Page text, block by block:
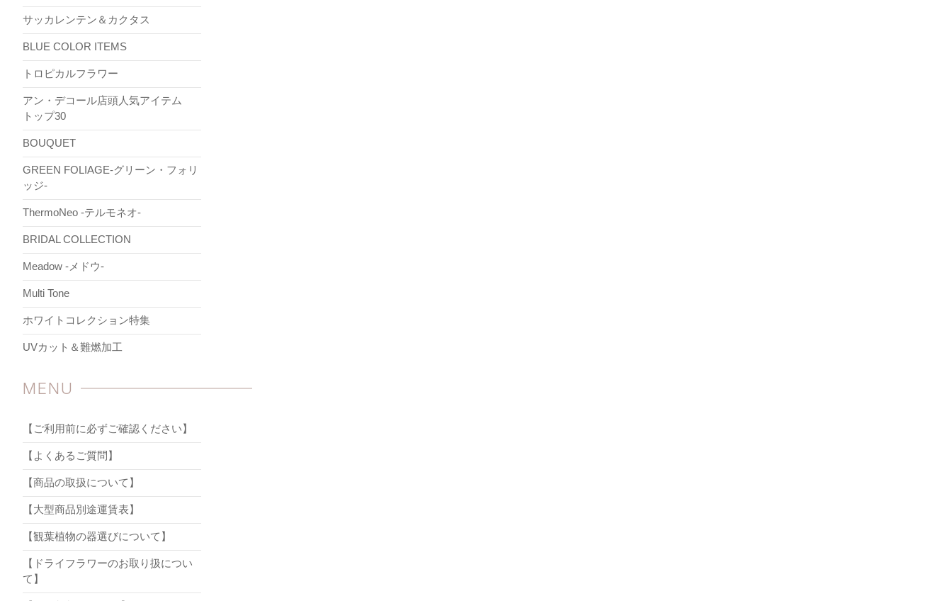
サッカレンテン＆カクタス
BLUE COLOR ITEMS
トロピカルフラワー
アン・デコール店頭人気アイテム
トップ30
BOUQUET
GREEN FOLIAGE-グリーン・フォリ
ッジ-
ThermoNeo -テルモネオ-
BRIDAL COLLECTION
Meadow -メドウ-
Multi Tone
ホワイトコレクション特集
UVカット＆難燃加工
MENU
【ご利用前に必ずご確認ください】
【よくあるご質問】
【商品の取扱について】
【大型商品別途運賃表】
【観葉植物の器選びについて】
【ドライフラワーのお取り扱につい
て】